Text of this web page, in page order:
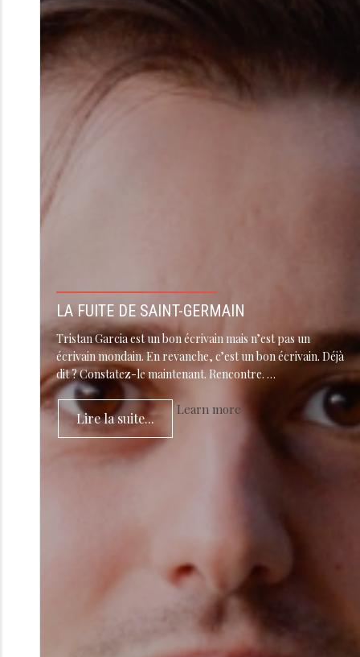
LA FUITE DE SAINT-GERMAIN
Tristan Garcia est un bon écrivain mais n’est pas un
écrivain mondain. En revanche, c’est un bon écrivain. Déjà
dit ? Constatez-le maintenant. Rencontre. …
Lire la suite...
Learn more